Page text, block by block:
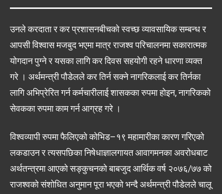
उनले करदाता र कर प्रशासनबीचको स्वच्छ व्यावसायिक सम्बन्ध र
आपसी विश्वास मजबुद भएमा मात्र राजश्व परिचालनमा सकारात्मक
योगदान पुग्ने र यसका लागि कर दिवस सहयोगी रहने धारणा व्यक्त
गरे । अर्थमन्त्री पौडेलले कर तिर्न सक्ने नागरिकलाई कर तिर्नका
लागि अभिप्रेरित गर्न कर्मचारीलाई शासकका रुपमा होइन, नागरिकको
सेवकका रुपमा काम गर्न आग्रह गरे ।
विश्वव्यापी रुपमा फैलिएको कोभिड–१९ महामारीका कारण गरिएको
लकडाउन र त्यसपछिका निषेधाज्ञालगायत आवागमनका अवरोधबाट
अर्थतन्त्रमा आएको सङ्कुचनको बाबजुद आर्थिक वर्ष २०७६/७७ को
राजश्वको संशोधित अनुमान पूरा भएको भन्दै अर्थमन्त्री पौडेलले चालू